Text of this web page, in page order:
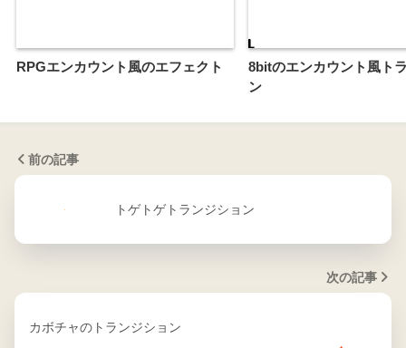
RPGエンカウント風のエフェクト
8bitのエンカウント風ト
ン
前の記事
トゲトゲトランジション
次の記事
カボチャのトランジション